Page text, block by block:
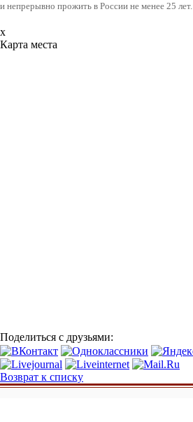
и непрерывно прожить в России не менее 25 лет.
x
Карта места
Поделиться с друзьями:
Возврат к списку